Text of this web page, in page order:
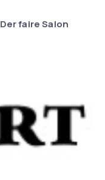
Der faire Salon